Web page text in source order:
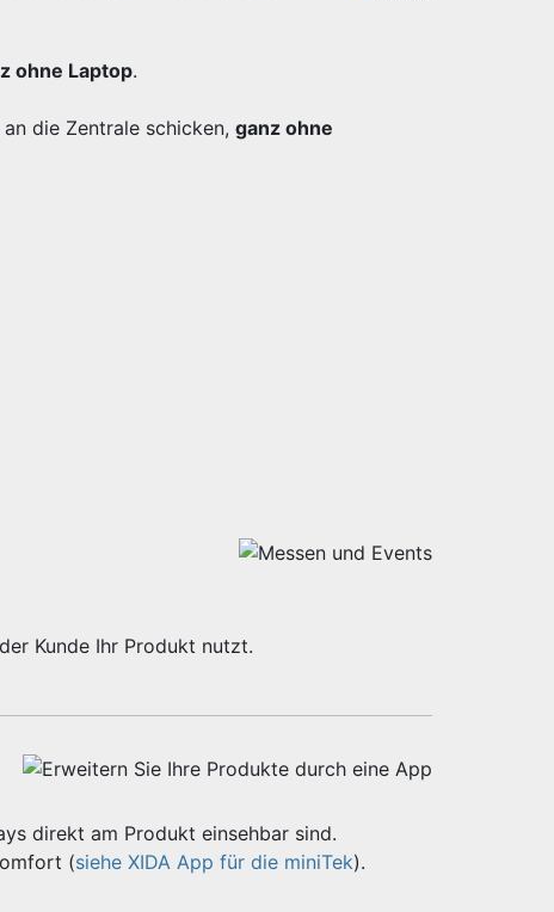
ohne Laptop.
die Zentrale schicken, ganz ohne
Kunde Ihr Produkt nutzt.
direkt am Produkt einsehbar sind.
(siehe XIDA App für die miniTek).